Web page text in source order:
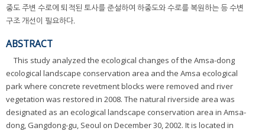
중도 주변 수로에 퇴적된 토사를 준설하여 하중도와 수로를 복원하는 등 수변
구조 개선이 필요하다.
ABSTRACT
This study analyzed the ecological changes of the Amsa-dong
ecological landscape conservation area and the Amsa ecological
park where concrete revetment blocks were removed and river
vegetation was restored in 2008. The natural riverside area was
designated as an ecological landscape conservation area in Amsa-
dong, Gangdong-gu, Seoul on December 30, 2002. It is located in